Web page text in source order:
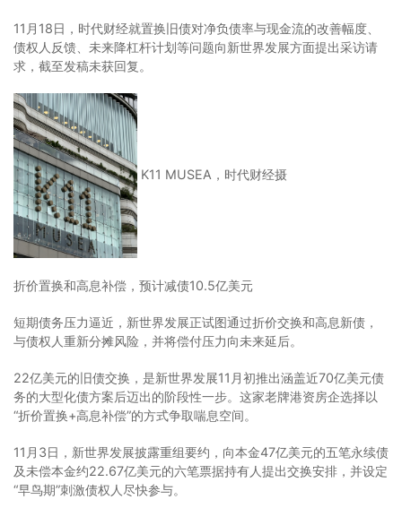
11月18日，时代财经就置换旧债对净负债率与现金流的改善幅度、
债权人反馈、未来降杠杆计划等问题向新世界发展方面提出采访请
求，截至发稿未获回复。
K11 MUSEA，时代财经摄
折价置换和高息补偿，预计减债10.5亿美元
短期债务压力逼近，新世界发展正试图通过折价交换和高息新债，
与债权人重新分摊风险，并将偿付压力向未来延后。
22亿美元的旧债交换，是新世界发展11月初推出涵盖近70亿美元债
务的大型化债方案后迈出的阶段性一步。这家老牌港资房企选择以
“折价置换+高息补偿”的方式争取喘息空间。
11月3日，新世界发展披露重组要约，向本金47亿美元的五笔永续债
及未偿本金约22.67亿美元的六笔票据持有人提出交换安排，并设定
“早鸟期”刺激债权人尽快参与。